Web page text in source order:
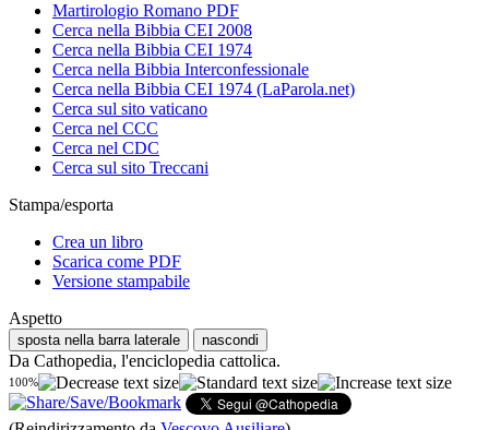
Martirologio Romano PDF
Cerca nella Bibbia CEI 2008
Cerca nella Bibbia CEI 1974
Cerca nella Bibbia Interconfessionale
Cerca nella Bibbia CEI 1974 (LaParola.net)
Cerca sul sito vaticano
Cerca nel CCC
Cerca nel CDC
Cerca sul sito Treccani
Stampa/esporta
Crea un libro
Scarica come PDF
Versione stampabile
Aspetto
sposta nella barra laterale nascondi
Da Cathopedia, l'enciclopedia cattolica.
100%